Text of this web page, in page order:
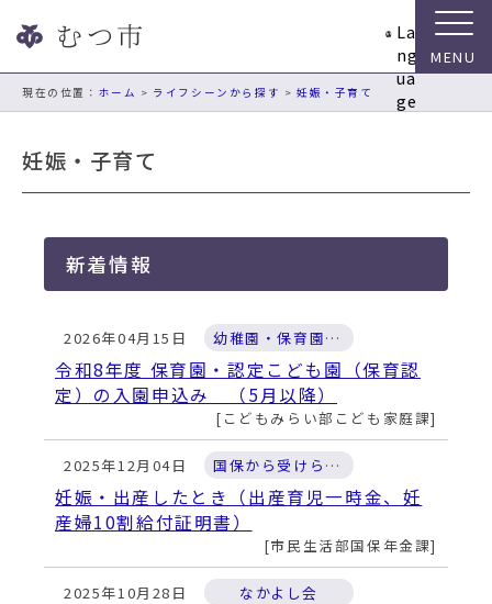
ビ
シ
La
ng
ua
ge
現在の位置： ホーム > ライフシーンから探す >妊娠・子育て
妊娠・子育て
新着情報
2026年04月15日 幼稚園・保育園・認定こども園
令和8年度 保育園・認定こども園（保育認
定）の入園申込み （5月以降）
こどもみらい部こども家庭課
2025年12月04日 国保から受けられる給付
妊娠・出産したとき（出産育児一時金、妊
産婦10割給付証明書）
市民生活部国保年金課
2025年10月28日 なかよし会